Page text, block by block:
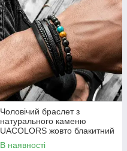
Чоловічий браслет з
натурального каменю
UACOLORS жовто блакитний
В наявності